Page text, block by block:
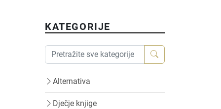
KATEGORIJE
Alternativa
Dječje knjige